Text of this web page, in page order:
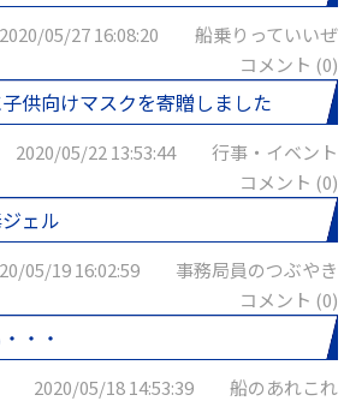
2020/05/27 16:08:20 船乗りっていいぜ
コメント (0)
供向けマスクを寄贈しました
2020/05/22 13:53:44 行事・イベント
コメント (0)
ェル
05/19 16:02:59 事務局員のつぶやき
コメント (0)
・・
2020/05/18 14:53:39 船のあれこれ